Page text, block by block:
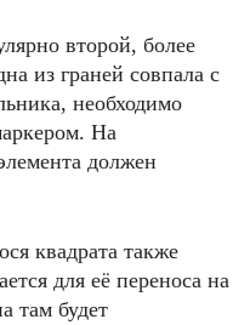
второй, более
из граней совпала с
необходимо
На
должен
квадрата также
для её переноса на
там будет